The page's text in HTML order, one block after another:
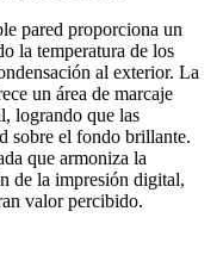
pared proporciona un
la temperatura de los
al exterior. La
un área de marcaje
logrando que las
sobre el fondo brillante.
que armoniza la
de la impresión digital,
valor percibido.